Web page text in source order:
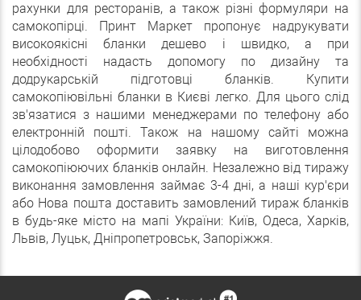
рахунки для ресторанів, а також різні формуляри на
самокопірці. Принт Маркет пропонує надрукувати
високоякісні бланки дешево і швидко, а при
необхідності надасть допомогу по дизайну та
додрукарській підготовці бланків. Купити
самокопіювільні бланки в Києві легко. Для цього слід
зв'язатися з нашими менеджерами по телефону або
електронній пошті. Також на нашому сайті можна
цілодобово оформити заявку на виготовлення
самокопіюючих бланків онлайн. Незалежно від тиражу
виконання замовлення займає 3-4 дні, а наші кур'єри
або Нова пошта доставить замовлений тираж бланків
в будь-яке місто на мапі України: Київ, Одеса, Харків,
Львів, Луцьк, Дніпропетровськ, Запоріжжя.